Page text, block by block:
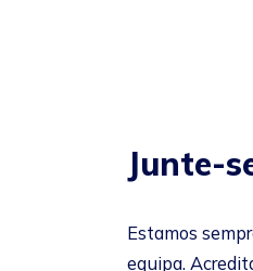
Junte-
Estamos
equipa.